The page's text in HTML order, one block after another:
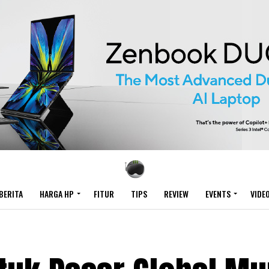
HARGA HP FITUR TIPS REVIEW EVENTS